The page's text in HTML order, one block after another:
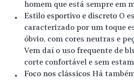
homem que está sempre em
Estilo esportivo e discreto O
caracterizado por um toque
óbvio, com cores neutras e
Vem daí o uso frequente de
corte confortável e sem
Foco nos clássicos Há